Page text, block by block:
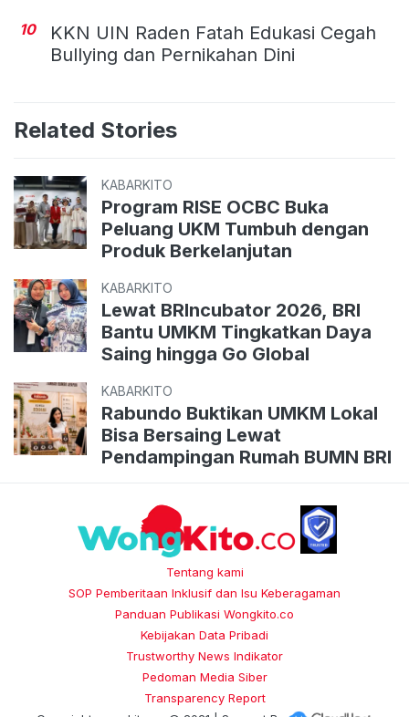
10
KKN UIN Raden Fatah Edukasi Cegah
Bullying dan Pernikahan Dini
Related Stories
KABARKITO
Program RISE OCBC Buka
Peluang UKM Tumbuh dengan
Produk Berkelanjutan
KABARKITO
Lewat BRIncubator 2026, BRI
Bantu UMKM Tingkatkan Daya
Saing hingga Go Global
KABARKITO
Rabundo Buktikan UMKM Lokal
Bisa Bersaing Lewat
Pendampingan Rumah BUMN BRI
Tentang kami
SOP Pemberitaan Inklusif dan Isu Keberagaman
Panduan Publikasi Wongkito.co
Kebijakan Data Pribadi
Trustworthy News Indikator
Pedoman Media Siber
Transparency Report